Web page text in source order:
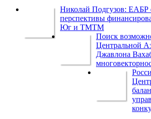
Николай Подгузов: ЕАБР
перспективы
Юг и ТМТМ
Поиск
Центральной
Джавлона